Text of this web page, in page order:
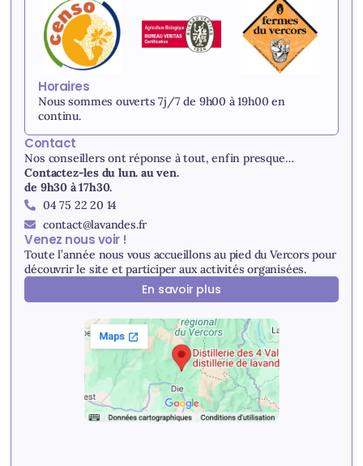
Horaires
Nous sommes ouverts 7j/7 de 9h00 à 19h00 en
continu.
Contact
Nos conseillers ont réponse à tout, enfin presque…
Contactez-les du lun. au ven.
de 9h30 à 17h30.
04 75 22 20 14
contact@lavandes.fr
Venez nous voir !
Toute l’année nous vous accueillons au pied du Vercors pour
découvrir le site et participer aux activités organisées.
En savoir plus